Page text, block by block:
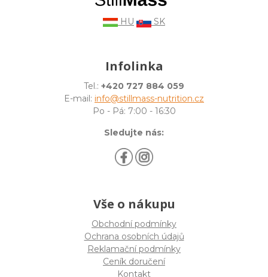
HU SK
Infolinka
Tel.: +420 727 884 059
E-mail: info@stillmass-nutrition.cz
Po - Pá: 7:00 - 16:30
Sledujte nás:
Vše o nákupu
Obchodní podmínky
Ochrana osobních údajů
Reklamační podmínky
Ceník doručení
Kontakt